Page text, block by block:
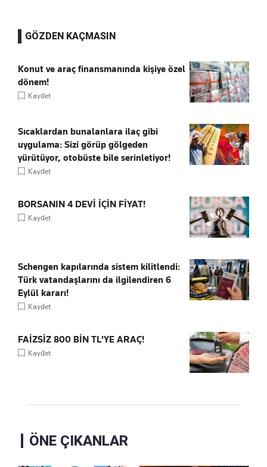
GÖZDEN KAÇMASIN
Konut ve araç finansmanında kişiye özel
dönem!
Kaydet
Sıcaklardan bunalanlara ilaç gibi
uygulama: Sizi görüp gölgeden
yürütüyor, otobüste bile serinletiyor!
Kaydet
BORSANIN 4 DEVİ İÇİN FİYAT!
Kaydet
Schengen kapılarında sistem kilitlendi:
Türk vatandaşlarını da ilgilendiren 6
Eylül kararı!
Kaydet
FAİZSİZ 800 BİN TL'YE ARAÇ!
Kaydet
ÖNE ÇIKANLAR